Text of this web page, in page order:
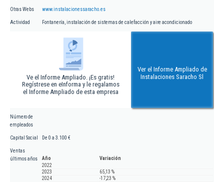
Otras Webs www.instalacionessaracho.es
Actividad Fontanería, instalación de sistemas de calefacción y aire acondicionado
Ve el Informe Ampliado. ¡Es gratis!
Regístrese en eInforma y le regalamos
el Informe Ampliado de esta empresa
Ver el Informe Ampliado de
Instalaciones Saracho Sl
Número de
empleados
Capital Social De 0 a 3.100 €
Ventas
últimos años
Año
Variación
2022
2023
65,13 %
2024
-17,23 %